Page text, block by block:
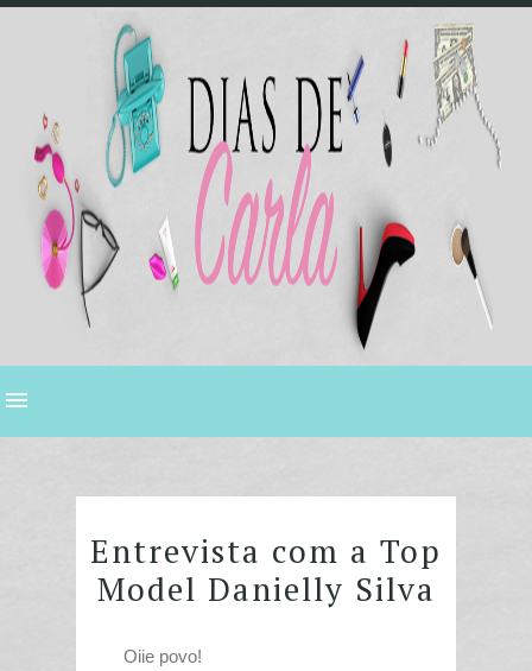
Entrevista com a Top
Model Danielly Silva
Oiie povo!